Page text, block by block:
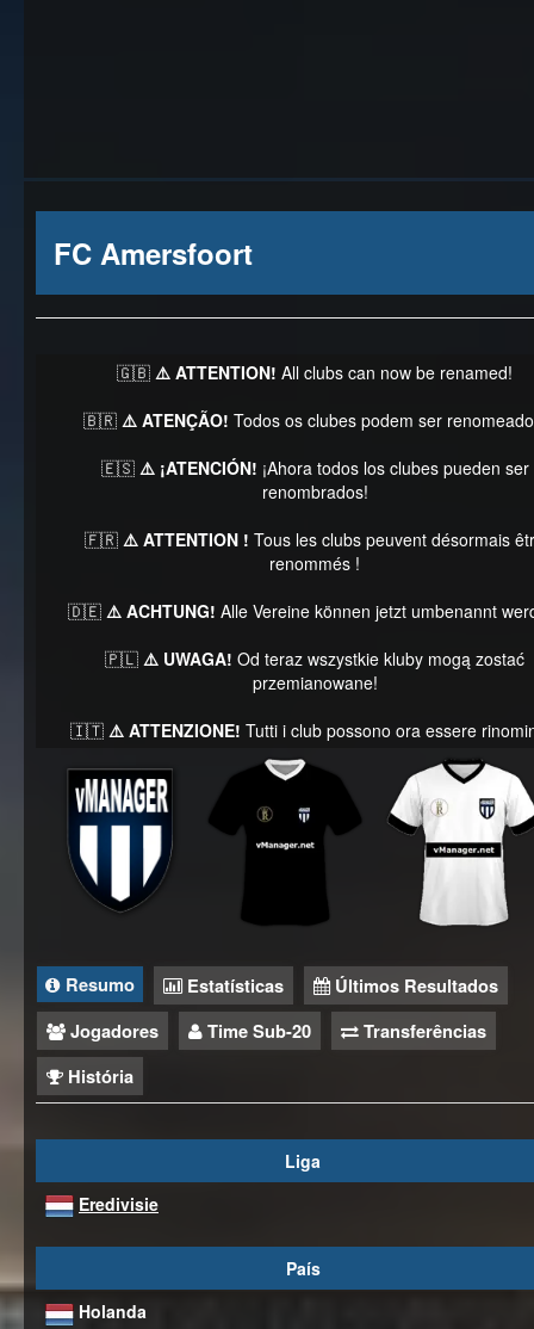
FC Amersfoort
🇬🇧 ⚠️ ATTENTION! All clubs can now be renamed!
🇧🇷 ⚠️ ATENÇÃO! Todos os clubes podem ser
🇪🇸 ⚠️ ¡ATENCIÓN! ¡Ahora todos los clubes pueden ser
renombrados!
🇫🇷 ⚠️ ATTENTION ! Tous les clubs peuvent désormais
renommés !
🇩🇪 ⚠️ ACHTUNG! Alle Vereine können jetzt umbenannt
🇵🇱 ⚠️ UWAGA! Od teraz wszystkie kluby mogą zostać
przemianowane!
🇮🇹 ⚠️ ATTENZIONE! Tutti i club possono ora essere
Resumo Estatísticas
Últimos Resultados
Jogadores
Time Sub-20
Transferências
História
Liga
Eredivisie
País
Holanda